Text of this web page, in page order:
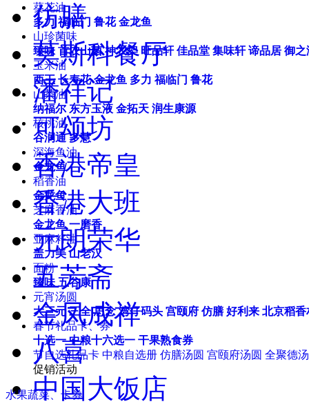
葵花油
多力 福临门 鲁花 金龙鱼
山珍菌味
臻味 首农山菌 神农架 旺品轩 佳品堂 集味轩 谛品居 御之
玉米油
西王 长寿花 金龙鱼 多力 福临门 鲁花
山茶油
纳福尔 东方玉液 金拓天 润生康源
核桃油
谷润通 多慧
深海鱼油
金龙鱼
稻香油
金龙鱼
芝麻香油
金龙鱼 一磨香
亚麻籽油
盖力美 山老汉
面粉
臻味 五谷康
元宵汤圆
大三元 三全 思念 湾仔码头 宫颐府 仿膳 好利来 北京稻香
春节礼品卡、券
十选一 中粮十六选一 干果熟食券
节自选礼品卡 中粮自选册 仿膳汤圆 宫颐府汤圆 全聚德
促销活动
水果蔬菜、卡券
仿膳
莫斯科餐厅
潘祥记
可颂坊
香港帝皇
香港大班
元朗荣华
五芳斋
金凤成祥
八喜
中国大饭店